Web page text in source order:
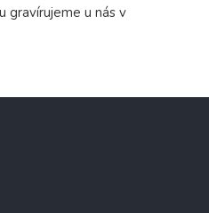
gravírujeme u nás v